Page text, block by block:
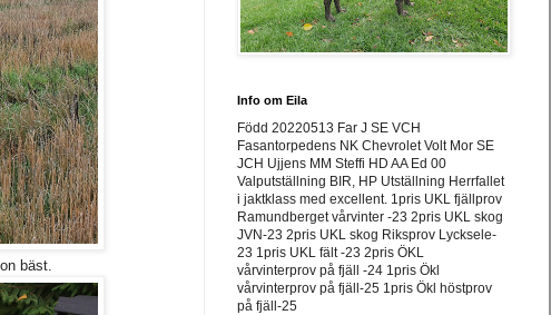
bäst.
Info om Eila
Född 20220513 Far J SE VCH
Fasantorpedens NK Chevrolet Volt Mor SE
JCH Ujjens MM Steffi HD AA Ed 00
Valputställning BIR, HP Utställning Herrfallet
i jaktklass med excellent. 1pris UKL fjällprov
Ramundberget vårvinter -23 2pris UKL skog
JVN-23 2pris UKL skog Riksprov Lycksele-
23 1pris UKL fält -23 2pris ÖKL
vårvinterprov på fjäll -24 1pris Ökl
vårvinterprov på fjäll-25 1pris Ökl höstprov
på fjäll-25